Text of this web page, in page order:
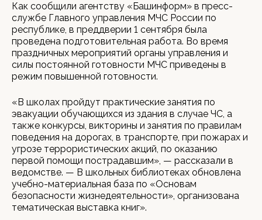
Как сообщили агентству «Башинформ» в пресс-
службе Главного управления МЧС России по
республике, в преддверии 1 сентября была
проведена подготовительная работа. Во время
праздничных мероприятий органы управления и
силы постоянной готовности МЧС приведены в
режим повышенной готовности.
«В школах пройдут практические занятия по
эвакуации обучающихся из здания в случае ЧС, а
также конкурсы, викторины и занятия по правилам
поведения на дорогах, в транспорте, при пожарах и
угрозе террористических акций, по оказанию
первой помощи пострадавшим», — рассказали в
ведомстве. — В школьных библиотеках обновлена
учебно-материальная база по «Основам
безопасности жизнедеятельности», организована
тематическая выставка книг».